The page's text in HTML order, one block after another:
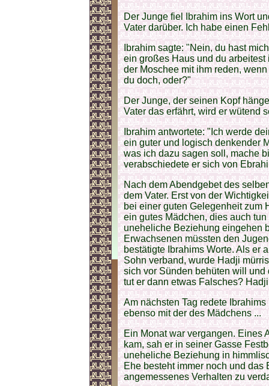
Der Junge fiel Ibrahim ins Wort
Vater darüber. Ich habe einen
Ibrahim sagte: "Nein, du hast
ein großes Haus und du
der Moschee mit ihm reden,
du doch, oder?"
Der Junge, der seinen Kopf
Vater das erfährt, wird er wütend
Ibrahim antwortete: "Ich werde
ein guter und logisch denkender
was ich dazu sagen soll, mache
verabschiedete er sich von
Nach dem Abendgebet des
dem Vater. Erst von der
bei einer guten Gelegenheit zum
ein gutes Mädchen, dies auch
uneheliche Beziehung eingehen
Erwachsenen müssten den
bestätigte Ibrahims Worte. Als er
Sohn verband, wurde Hadji
sich vor Sünden behüten will
tut er dann etwas Falsches?
Am nächsten Tag redete
ebenso mit der des Mädchens ...
Ein Monat war vergangen. Eines
kam, sah er in seiner Gasse
uneheliche Beziehung in
Ehe besteht immer noch und das
angemessenes Verhalten zu